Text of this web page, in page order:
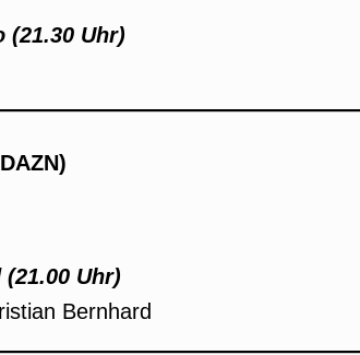
(21.30 Uhr)
Uhr)
Bernhard